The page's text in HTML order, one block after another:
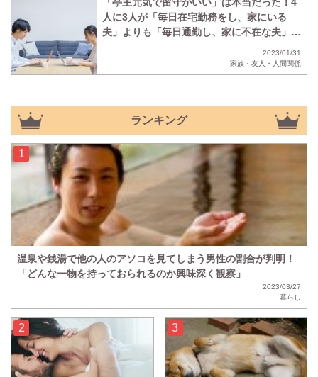
「亭主元気で留守がいい」は本当だった！4
人に3人が「毎日在宅勤務をし、家にいる
夫」よりも「毎日通勤し、家に不在な夫」の
2023/01/31
家族・友人・人間関係
ランキング
温泉や銭湯で他の人のアソコを見てしまう男性の割合が判明！
「どんな一物を持っておられるのか興味深く観察」
2023/03/27
暮らし